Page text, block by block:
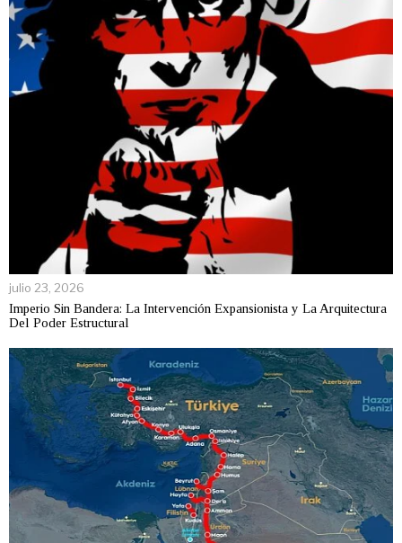
julio 23, 2026
Imperio Sin Bandera: La Intervención Expansionista y La Arquitectura
Del Poder Estructural